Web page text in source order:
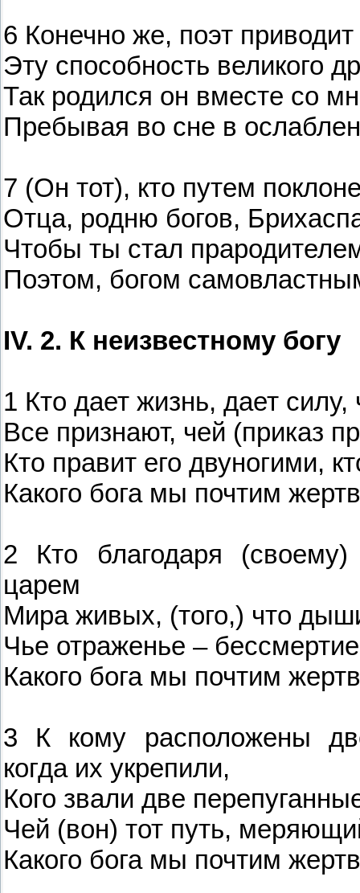
6 Конечно же, поэт
Эту способность великого
Так родился он вместе со
Пребывая во сне в
7 (Он тот), кто путем
Отца, родню богов,
Чтобы ты стал
Поэтом, богом
IV. 2. К неизвестному богу
1 Кто дает жизнь, дает силу,
Все признают, чей (приказ
Кто правит его двуногими,
Какого бога мы почтим
2 Кто благодаря
царем
Мира живых, (того,) что
Чье отраженье –
Какого бога мы почтим
3 К кому расположены
когда их укрепили,
Кого звали две
Чей (вон) тот путь,
Какого бога мы почтим